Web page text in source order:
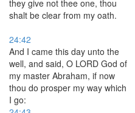
they give not thee one, thou
shalt be clear from my oath.
24:42
And I came this day unto the
well, and said, O LORD God of
my master Abraham, if now
thou do prosper my way which
I go: